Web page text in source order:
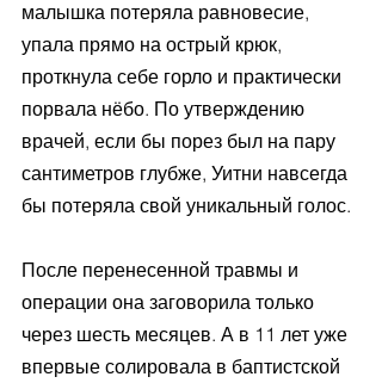
малышка потеряла равновесие,
упала прямо на острый крюк,
проткнула себе горло и практически
порвала нёбо. По утверждению
врачей, если бы порез был на пару
сантиметров глубже, Уитни навсегда
бы потеряла свой уникальный голос.
После перенесенной травмы и
операции она заговорила только
через шесть месяцев. А в 11 лет уже
впервые солировала в баптистской